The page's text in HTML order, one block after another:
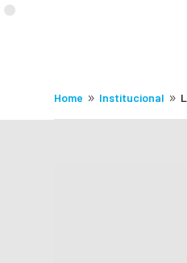
Home 9 Institucional 9